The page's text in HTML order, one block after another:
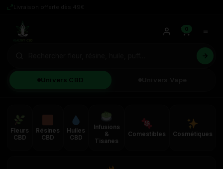
Univers CBD
0
Fleurs
CBD
Résines
CBD
Huiles
CBD
Infusions
&
Tisanes
Comestibles Cosmétiques